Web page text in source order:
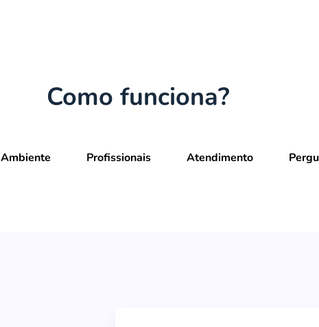
Como funciona?
Ambiente Profissionais Atendimento